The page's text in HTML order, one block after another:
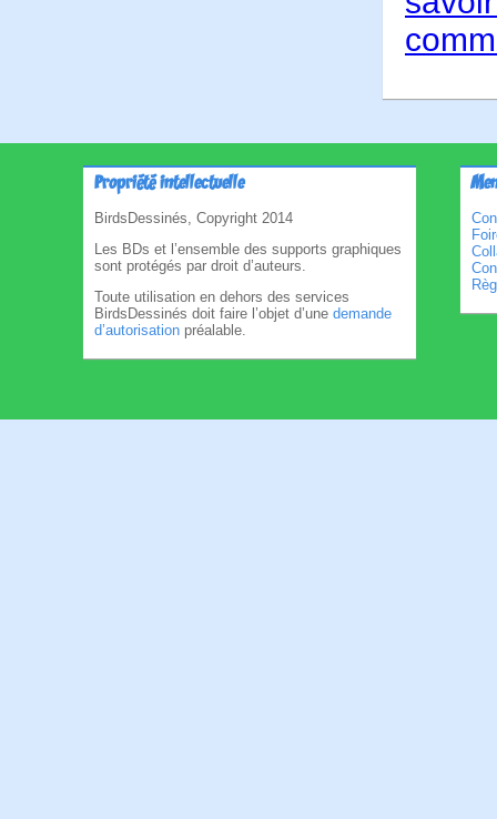
Propriété intellectuelle
BirdsDessinés, Copyright 2014
Les BDs et l’ensemble des supports graphiques
sont protégés par droit d’auteurs.
Toute utilisation en dehors des services
BirdsDessinés doit faire l’objet d’une demande
d’autorisation préalable.